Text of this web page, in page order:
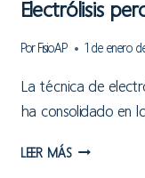
Electrólisis
Por FisioAP 1 de enero
La técnica de
ha consolidado en
LEER MÁSELECTRÓLISIS